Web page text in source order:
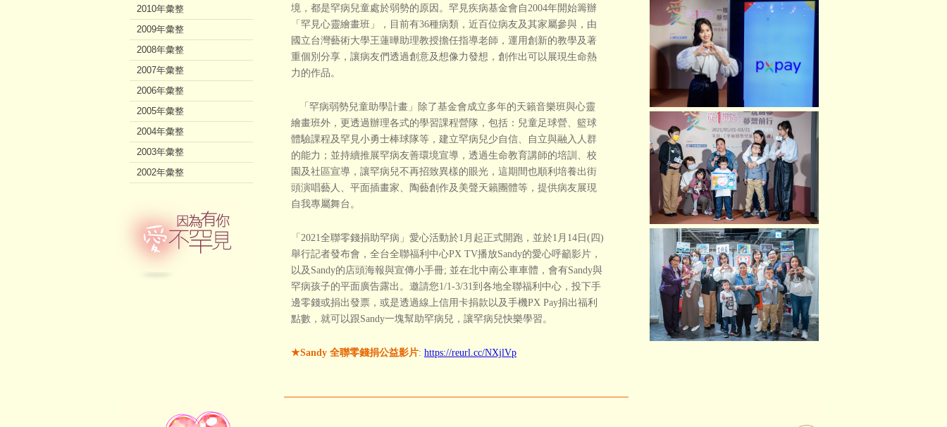
境，都是罕病兒童處於弱勢的原因。罕見疾病基金會自2004年開始籌辦
「罕見心靈繪畫班」，目前有36種病類，近百位病友及其家屬參與，由
國立台灣藝術大學王蓮曄助理教授擔任指導老師，運用創新的教學及著
重個別分享，讓病友們透過創意及想像力發想，創作出可以展現生命熱
力的作品。
「罕病弱勢兒童助學計畫」除了基金會成立多年的天籟音樂班與心靈
繪畫班外，更透過辦理各式的學習課程營隊，包括：兒童足球營、籃球
體驗課程及罕見小勇士棒球隊等，建立罕病兒少自信、自立與融入人群
的能力；並持續推展罕病友善環境宣導，透過生命教育講師的培訓、校
園及社區宣導，讓罕病兒不再招致異樣的眼光，這期間也順利培養出街
頭演唱藝人、平面插畫家、陶藝創作及美聲天籟團體等，提供病友展現
自我專屬舞台。
「2021全聯零錢捐助罕病」愛心活動於1月起正式開跑，並於1月14日(四)
舉行記者發布會，全台全聯福利中心PX TV播放Sandy的愛心呼籲影片，
以及Sandy的店頭海報與宣傳小手冊; 並在北中南公車車體，會有Sandy與
罕病孩子的平面廣告露出。邀請您1/1-3/31到各地全聯福利中心，投下手
邊零錢或捐出發票，或是透過線上信用卡捐款以及手機PX Pay捐出福利
點數，就可以跟Sandy一塊幫助罕病兒，讓罕病兒快樂學習。
★Sandy 全聯零錢捐公益影片: https://reurl.cc/NXjlVp
2010年彙整
2009年彙整
2008年彙整
2007年彙整
2006年彙整
2005年彙整
2004年彙整
2003年彙整
2002年彙整